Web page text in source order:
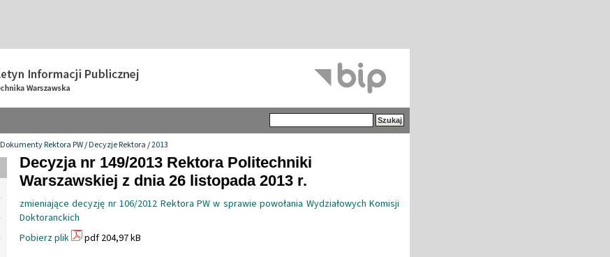
Dokumenty Rektora PW/Decyzje Rektora/2013
Decyzja nr 149/2013 Rektora Politechniki
Warszawskiej z dnia 26 listopada 2013 r.
zmieniające decyzję nr 106/2012 Rektora PW w sprawie powołania Wydziałowych Komisji
Doktoranckich
Pobierz plik
pdf 204,97 kB